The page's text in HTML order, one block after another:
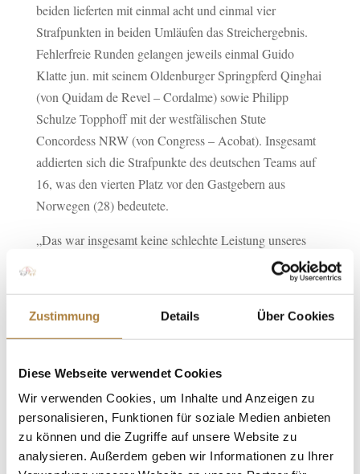
Zustimmung Details Über Cookies
Diese Webseite verwendet Cookies
Wir verwenden Cookies, um Inhalte und Anzeigen zu
personalisieren, Funktionen für soziale Medien anbieten
zu können und die Zugriffe auf unsere Website zu
analysieren. Außerdem geben wir Informationen zu Ihrer
beiden lieferten mit einmal acht und einmal vier
Strafpunkten in beiden Umläufen das Streichergebnis.
Fehlerfreie Runden gelangen jeweils einmal Guido
Klatte jun. mit seinem Oldenburger Springpferd Qinghai
(von Quidam de Revel – Cordalme) sowie Philipp
Schulze Topphoff mit der westfälischen Stute
Concordess NRW (von Congress – Acobat). Insgesamt
addierten sich die Strafpunkte des deutschen Teams auf
16, was den vierten Platz vor den Gastgebern aus
Norwegen (28) bedeutete.
„Das war insgesamt keine schlechte Leistung unseres
jungen Teams. Leider sind ein paar ärgerliche und
unglücklich verteilt waren“, berichtete Equipechef
Heinrich-Hermann Engemann. „Aber alle haben hier
der Sache. Auch in den anderen Prüfungen haben
unsere Reiter noch ein paar schöne Platzierungen
gesammelt und die Stimmung in der Mannschaft war
gut. Insgesamt waren die Iren hier die dominierende
Nation.“